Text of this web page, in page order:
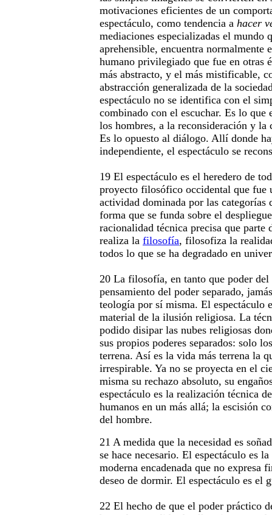
motivaciones eficientes de un
espectáculo, como tendencia a hacer
mediaciones especializadas el mundo
aprehensible, encuentra normalmente
humano privilegiado que fue en otras
más abstracto, y el más mistificable,
abstracción generalizada de la
espectáculo no se identifica con el
combinado con el escuchar. Es lo que
los hombres, a la reconsideración y la
Es lo opuesto al diálogo. Allí donde
independiente, el espectáculo se
19 El espectáculo es el heredero de
proyecto filosófico occidental que fue
actividad dominada por las categorías
forma que se funda sobre el
racionalidad técnica precisa que parte
realiza la filosofía, filosofiza la
todos lo que se ha degradado en
20 La filosofía, en tanto que poder del
pensamiento del poder separado,
teología por sí misma. El espectáculo
material de la ilusión religiosa. La
podido disipar las nubes religiosas
sus propios poderes separados: solo
terrena. Así es la vida más terrena la
irrespirable. Ya no se proyecta en el
misma su rechazo absoluto, su
espectáculo es la realización técnica
humanos en un más allá; la escisión
del hombre.
21 A medida que la necesidad es
se hace necesario. El espectáculo es
moderna encadenada que no expresa
deseo de dormir. El espectáculo es el
22 El hecho de que el poder práctico